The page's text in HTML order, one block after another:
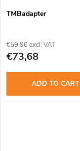
TMBadapter
€59,90 excl. VAT
€73,68
ADD TO CART